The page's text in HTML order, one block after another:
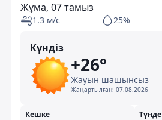
Жұма, 07 тамыз
1.3 м/с 25%
Күндіз
+26°
Жауын шашынсыз
Жаңартылған: 07.08.2026
Кешке Түнде